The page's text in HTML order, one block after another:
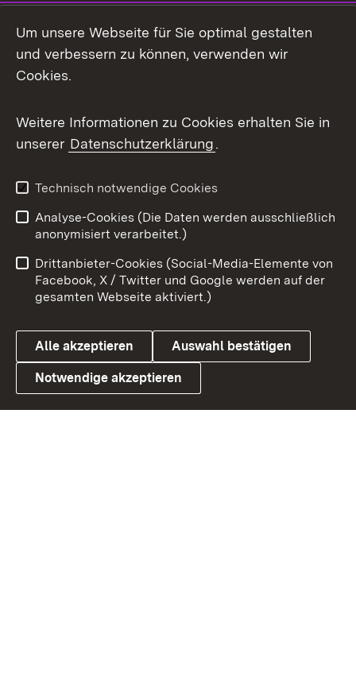
Facebook
X / Twitter
Youtube
Link zum Landesportal
Impressum
Kontakt
Barrierefreiheit
Datenschutz
Cookies
Um unsere Webseite für Sie optimal gestalten
und verbessern zu können, verwenden wir
Cookies.
Weitere Informationen zu Cookies erhalten Sie in
unserer Datenschutzerklärung.
Technisch notwendige Cookies
Analyse-Cookies (Die Daten werden ausschließlich
anonymisiert verarbeitet.)
Drittanbieter-Cookies (Social-Media-Elemente von
Facebook, X / Twitter und Google werden auf der
gesamten Webseite aktiviert.)
Alle akzeptieren Auswahl bestätigen
Notwendige akzeptieren